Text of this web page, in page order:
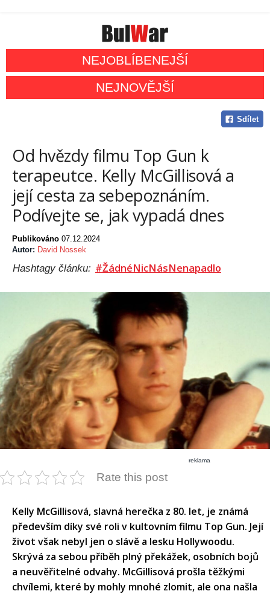
NEJOBLÍBENEJŠÍ
NEJNOVĚJŠÍ
Sdílet
Od hvězdy filmu Top Gun k
terapeutce. Kelly McGillisová a
její cesta za sebepoznáním.
Podívejte se, jak vypadá dnes
Publikováno 07.12.2024
Autor: David Nossek
Hashtagy článku: #ŽádnéNicNásNenapadlo
reklama
Rate this post
Kelly McGillisová, slavná herečka z 80. let, je známá
především díky své roli v kultovním filmu Top Gun. Její
život však nebyl jen o slávě a lesku Hollywoodu.
Skrývá za sebou příběh plný překážek, osobních bojů
a neuvěřitelné odvahy. McGillisová prošla těžkými
chvílemi, které by mohly mnohé zlomit, ale ona našla